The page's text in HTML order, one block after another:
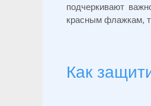
подчеркивают
красным флажкам,
Как